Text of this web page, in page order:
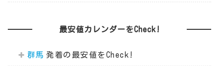
最安値カレンダーをCheck!
群馬